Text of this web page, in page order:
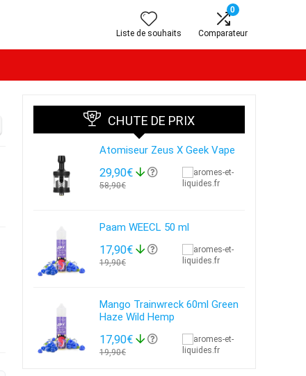
Liste de souhaits
0
Comparateur
CHUTE DE PRIX
Atomiseur Zeus X Geek Vape
29,90€
58,90€
Paam WEECL 50 ml
17,90€
19,90€
Mango Trainwreck 60ml Green
Haze Wild Hemp
17,90€
19,90€